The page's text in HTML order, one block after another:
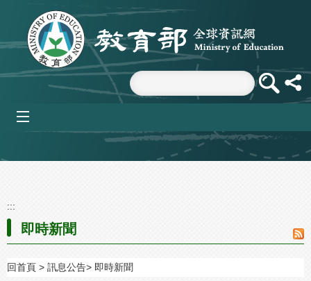
跳到主要內容區塊
:::
即時新聞
回首頁 訊息公告 即時新聞